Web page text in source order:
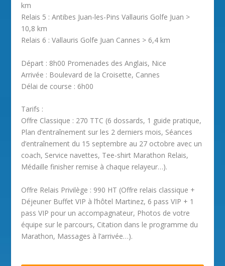
km
Relais 5 : Antibes Juan-les-Pins Vallauris Golfe Juan >
10,8 km
Relais 6 : Vallauris Golfe Juan Cannes > 6,4 km
Départ : 8h00 Promenades des Anglais, Nice
Arrivée : Boulevard de la Croisette, Cannes
Délai de course : 6h00
Tarifs :
Offre Classique : 270 TTC (6 dossards, 1 guide pratique,
Plan d’entraînement sur les 2 derniers mois, Séances
d’entraînement du 15 septembre au 27 octobre avec un
coach, Service navettes, Tee-shirt Marathon Relais,
Médaille finisher remise à chaque relayeur…).
Offre Relais Privilège : 990 HT (Offre relais classique +
Déjeuner Buffet VIP à l’hôtel Martinez, 6 pass VIP + 1
pass VIP pour un accompagnateur, Photos de votre
équipe sur le parcours, Citation dans le programme du
Marathon, Massages à l’arrivée…).